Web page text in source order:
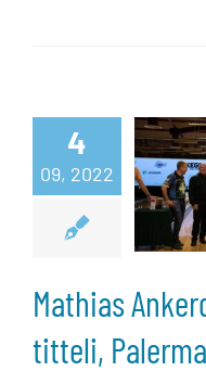
4
09, 2022
Mathias
titteli,